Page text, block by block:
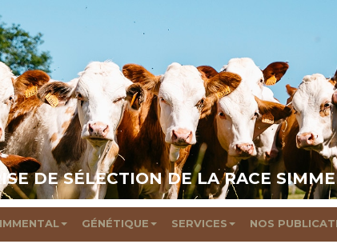
DE SÉLECTION DE LA RACE
GÉNÉTIQUE SERVICES NOS